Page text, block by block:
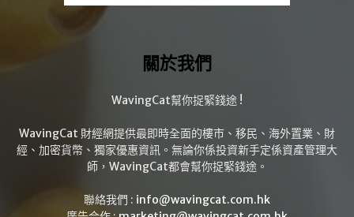
關於我們
WavingCat幫你捉緊錢途 !
WavingCat 財經網提供最即時全面的樓市、移民、海外置業、財
經、加密貨幣、獨家優惠資訊。無論你係投資新手定係資產管理大
師，WavingCat都會幫你捉緊錢途。
聯絡我們 : info@wavingcat.com.hk